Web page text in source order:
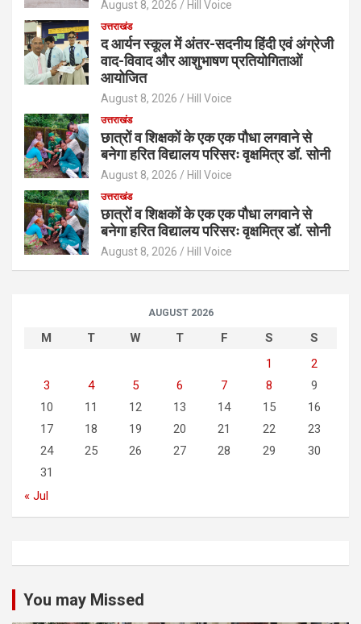
August 8, 2026 Hill Voice
उत्तराखंड
द आर्यन स्कूल में अंतर-सदनीय हिंदी एवं अंग्रेजी
वाद-विवाद और आशुभाषण प्रतियोगिताओं
आयोजित
August 8, 2026 Hill Voice
उत्तराखंड
छात्रों व शिक्षकों के एक एक पौधा लगवाने से
बनेगा हरित विद्यालय परिसरः वृक्षमित्र डॉ. सोनी
August 8, 2026 Hill Voice
उत्तराखंड
छात्रों व शिक्षकों के एक एक पौधा लगवाने से
बनेगा हरित विद्यालय परिसरः वृक्षमित्र डॉ. सोनी
August 8, 2026 Hill Voice
AUGUST 2026
M T W T F S
S
1
2
3
4 5 6 7 8
9
10
11 12 13 14 15
16
17
18 19 20 21 22
23
24
25 26 27 28 29
30
31
« Jul
You may Missed